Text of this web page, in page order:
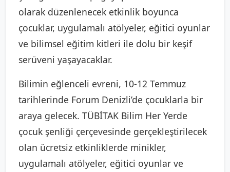
olarak düzenlenecek etkinlik boyunca
çocuklar, uygulamalı atölyeler, eğitici oyunlar
ve bilimsel eğitim kitleri ile dolu bir keşif
serüveni yaşayacaklar.
Bilimin eğlenceli evreni, 10-12 Temmuz
tarihlerinde Forum Denizli’de çocuklarla bir
araya gelecek. TÜBİTAK Bilim Her Yerde
çocuk şenliği çerçevesinde gerçekleştirilecek
olan ücretsiz etkinliklerde minikler,
uygulamalı atölyeler, eğitici oyunlar ve